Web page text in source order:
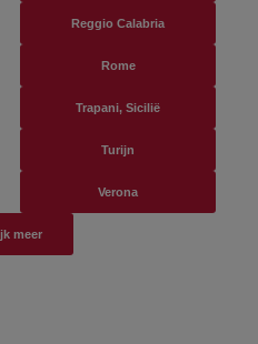
Reggio Calabria
Rome
Trapani, Sicilië
Turijn
Verona
meer